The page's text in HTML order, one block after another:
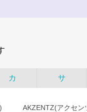
カ サ
AKZENTZ(アクセン